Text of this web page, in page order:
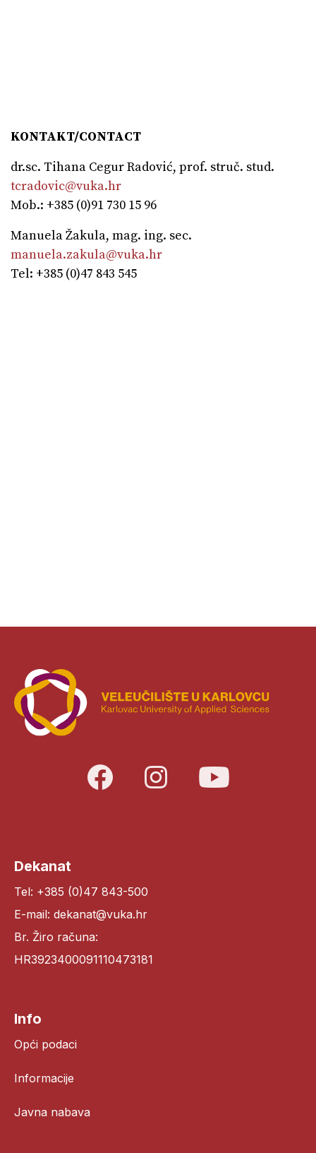
KONTAKT/CONTACT
dr.sc. Tihana Cegur Radović, prof. struč. stud.
tcradovic@vuka.hr
Mob.: +385 (0)91 730 15 96
Manuela Žakula, mag. ing. sec.
manuela.zakula@vuka.hr
Tel: +385 (0)47 843 545
Dekanat
Tel: +385 (0)47 843-500
E-mail: dekanat@vuka.hr
Br. Žiro računa:
HR3923400091110473181
Info
Opći podaci
Informacije
Javna nabava